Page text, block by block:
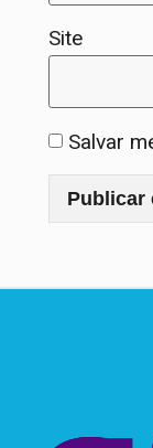
Site
Salvar